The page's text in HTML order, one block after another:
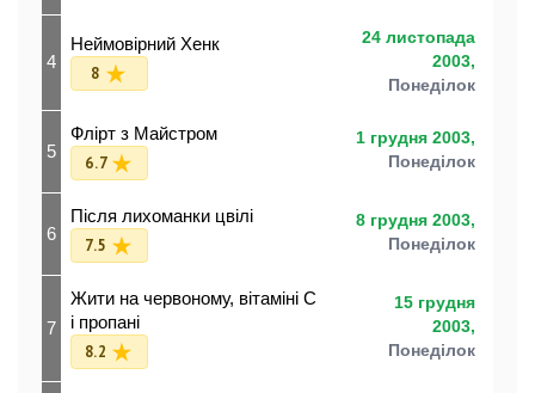
4
Неймовірний Хенк
8
24 листопада
2003,
Понеділок
5
Флірт з Майстром
6.7
1 грудня 2003,
Понеділок
6
Після лихоманки цвілі
7.5
8 грудня 2003,
Понеділок
7
Жити на червоному, вітаміні С
і пропані
8.2
15 грудня
2003,
Понеділок